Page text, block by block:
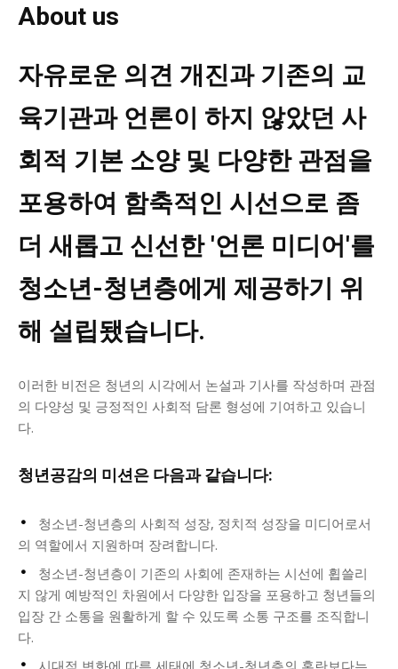
About us
자유로운 의견 개진과 기존의 교
육기관과 언론이 하지 않았던 사
회적 기본 소양 및 다양한 관점을
포용하여 함축적인 시선으로 좀
더 새롭고 신선한 '언론 미디어'를
청소년-청년층에게 제공하기 위
해 설립됐습니다.
이러한 비전은 청년의 시각에서 논설과 기사를 작성하며 관점
의 다양성 및 긍정적인 사회적 담론 형성에 기여하고 있습니
다.
청년공감의 미션은 다음과 같습니다:
청소년-청년층의 사회적 성장, 정치적 성장을 미디어로서
의 역할에서 지원하며 장려합니다.
청소년-청년층이 기존의 사회에 존재하는 시선에 휩쓸리
지 않게 예방적인 차원에서 다양한 입장을 포용하고 청년들의
입장 간 소통을 원활하게 할 수 있도록 소통 구조를 조직합니
다.
시대적 변화에 따른 세태에 청소년-청년층의 혼란보다는